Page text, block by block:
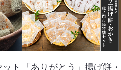
ト
「ありがとう」揚げ餅・